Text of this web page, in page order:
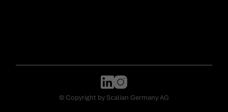
© Copyright by Scalian Germany AG